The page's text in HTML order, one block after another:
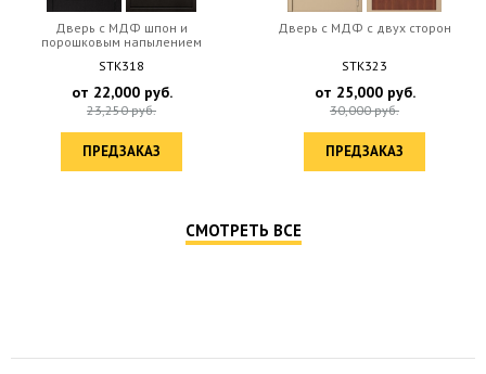
Дверь c МДФ шпон и
порошковым напылением
STK318
от 22,000руб.
23,250руб.
ПРЕДЗАКАЗ
Дверь c МДФ с двух сторон
STK323
от 25,000руб.
30,000руб.
ПРЕДЗАКАЗ
СМОТРЕТЬ ВСЕ